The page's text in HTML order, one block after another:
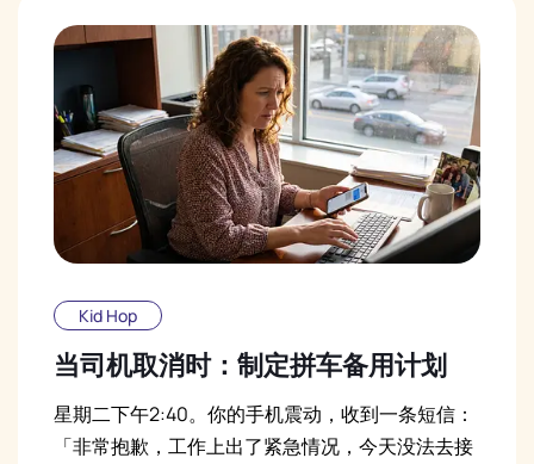
Kid Hop
当司机取消时：制定拼车备用计划
星期二下午2:40。你的手机震动，收到一条短信：
「非常抱歉，工作上出了紧急情况，今天没法去接